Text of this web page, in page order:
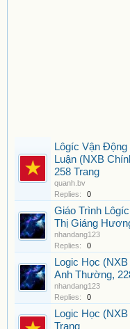
Lôgíc Vận
Luận (NXB
258 Trang
quanh.bv
Replies:
0
Giáo Trình
Thị Giáng
nhandang123
Replies:
0
Logic Học
Anh Thường,
nhandang123
Replies:
0
Logic Học
Trang